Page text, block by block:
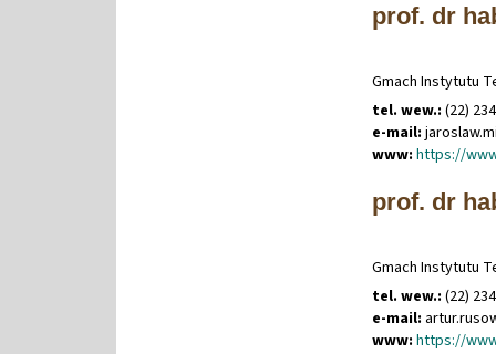
prof. dr
Gmach Instytutu
tel. wew.: (22)
e-mail: jaroslaw.
www: https://
prof. dr
Gmach Instytutu
tel. wew.: (22)
e-mail: artur.
www: https://